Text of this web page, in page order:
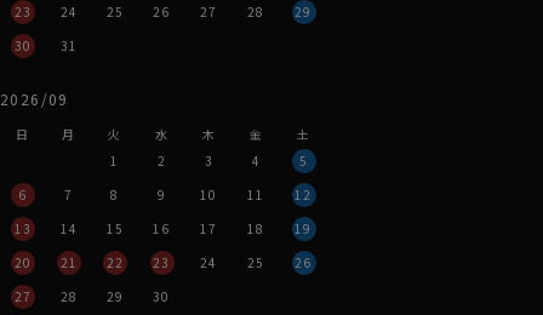
23
24 25 26 27 28
29
30
31
2026/09
日 月 火 水 木 金
土
1
2 3 4
5
6
7 8 9 10 11
12
13
14 15 16 17 18
19
20
21 22 23 24 25
26
27
28 29 30